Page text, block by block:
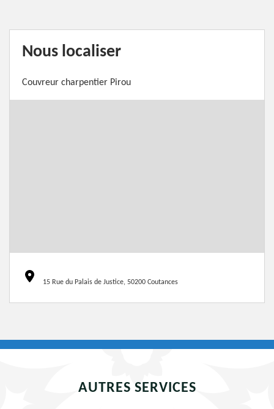
Nous localiser
Couvreur charpentier Pirou
15 Rue du Palais de Justice, 50200 Coutances
AUTRES SERVICES